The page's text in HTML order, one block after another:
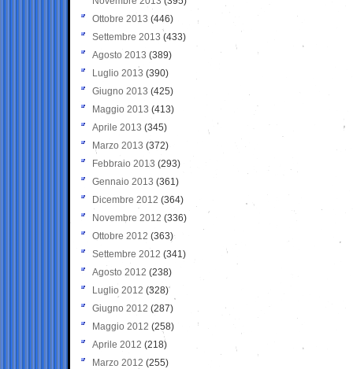
Ottobre 2013 (446)
Settembre 2013 (433)
Agosto 2013 (389)
Luglio 2013 (390)
Giugno 2013 (425)
Maggio 2013 (413)
Aprile 2013 (345)
Marzo 2013 (372)
Febbraio 2013 (293)
Gennaio 2013 (361)
Dicembre 2012 (364)
Novembre 2012 (336)
Ottobre 2012 (363)
Settembre 2012 (341)
Agosto 2012 (238)
Luglio 2012 (328)
Giugno 2012 (287)
Maggio 2012 (258)
Aprile 2012 (218)
Marzo 2012 (255)